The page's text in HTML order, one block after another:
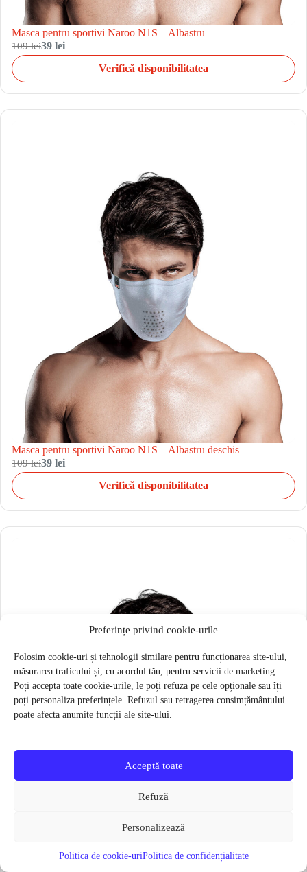
Preferințe privind cookie-urile
Folosim cookie-uri și tehnologii similare pentru funcționarea site-ului,
măsurarea traficului și, cu acordul tău, pentru servicii de marketing.
Poți accepta toate cookie-urile, le poți refuza pe cele opționale sau îți
poți personaliza preferințele. Refuzul sau retragerea consimțământului
poate afecta anumite funcții ale site-ului.
Acceptă toate
Refuză
Personalizează
Politica de cookie-uriPolitica de confidențialitate
Masca pentru sportivi Naroo N1S – Albastru
109 lei39 lei
Verifică disponibilitatea
Masca pentru sportivi Naroo N1S – Albastru deschis
109 lei39 lei
Verifică disponibilitatea